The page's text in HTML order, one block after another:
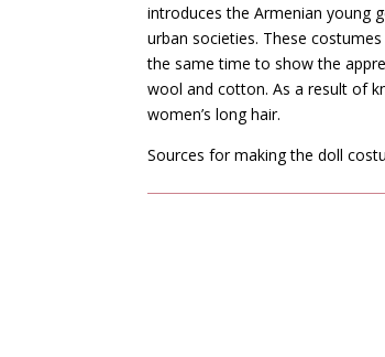
introduces the Armenian young
urban societies. These
the same time to show the
wool and cotton. As a result of
women’s long hair.
Sources for making the doll